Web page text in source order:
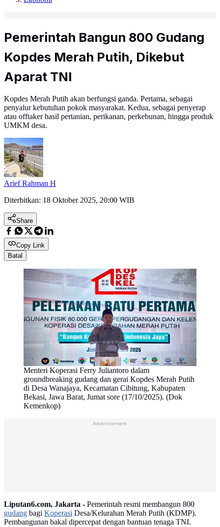
Pemerintah Bangun 800 Gudang
Kopdes Merah Putih, Dikebut
Aparat TNI
Kopdes Merah Putih akan berfungsi ganda. Pertama, sebagai
penyalur kebutuhan pokok masyarakat. Kedua, sebagai penyerap
atau offtaker hasil pertanian, perikanan, perkebunan, hingga produk
UMKM desa.
Arief Rahman H
Diterbitkan: 18 Oktober 2025, 20:00 WIB
Share
Copy Link
Batal
Menteri Koperasi Ferry Juliantoro dalam
groundbreaking gudang dan gerai Kopdes Merah Putih
di Desa Wanajaya, Kecamatan Cibitung, Kabupaten
Bekasi, Jawa Barat, Jumat sore (17/10/2025). (Dok
Kemenkop)
Advertisement
Liputan6.com, Jakarta - Pemerintah resmi membangun 800
gudang bagi Koperasi Desa/Kelurahan Merah Putih (KDMP).
Pembangunan bakal dipercepat dengan bantuan tenaga TNI.